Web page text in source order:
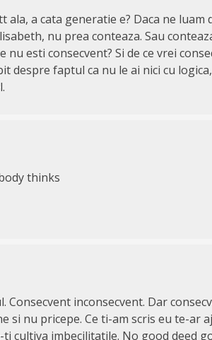
ala, a cata generatie e? Daca ne luam
nu prea conteaza. Sau
nu esti consecvent? Si de ce vrei
despre faptul ca nu le ai nici cu
thinks
Consecvent inconsecvent. Dar
si nu pricepe. Ce ti-am scris eu te-ar
cultiva imbecilitatile. No good deed